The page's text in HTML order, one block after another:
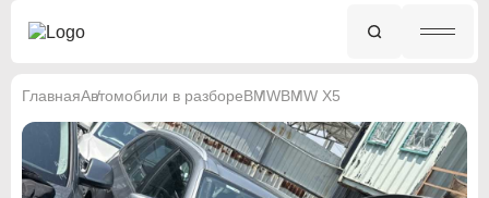
ГлавнаяАвтомобили в разбореBMWBMW X5